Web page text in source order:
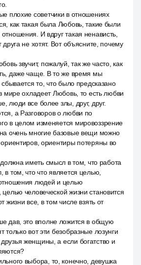
плохие советчики в отношениях
как такая была Любовь, такие были
И вдруг такая ненависть,
друга не хотят. Вот объясните, почему
звучит, пожалуй, так же часто, как
даже чаще. В то же время мы
то, что было предсказано
мире охладеет Любовь, то есть любви
люди все более злы, друг, друг.
а Разговоров о любви по
в целом изменяется мировоззрение
очень многие базовые вещи можно
ориентиров, ориентиры потеряны во
иметь смысл в том, что работа
том, что что является целью,
людей и целью
человеческой жизни становится
жизни все, в том числе взять от
дав, это вполне ложится в общую
только вот эти безобразные лозунги
женщины, а если богатство и
выбора, то, конечно, девушка